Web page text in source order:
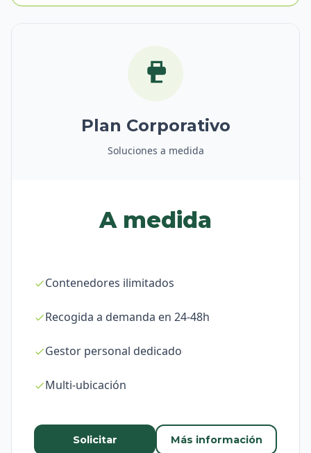
Plan Corporativo
Soluciones a medida
A medida
Contenedores ilimitados
Recogida a demanda en 24-48h
Gestor personal dedicado
Multi-ubicación
Solicitar Más información